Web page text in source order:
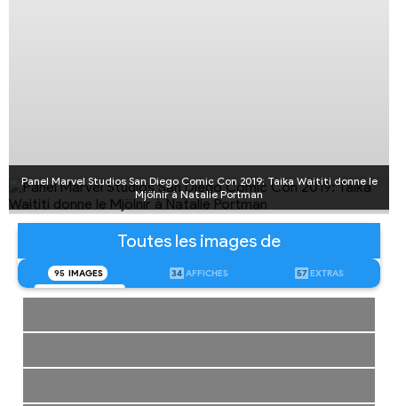
Panel Marvel Studios San Diego Comic Con 2019: Taika Waititi donne le
Mjölnir à Natalie Portman
Toutes les images de
95 IMAGES 34 AFFICHES 57 EXTRAS